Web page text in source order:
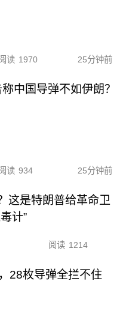
读 1970 25分钟前
中国导弹不如伊朗？
读 934 25分钟前
这是特朗普给革命卫
计”
阅读 1214
28枚导弹全拦不住